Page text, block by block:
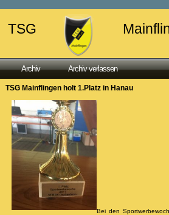
TSG
Archiv Archiv verlassen
TSG Mainflingen holt 1.Platz in Hanau
Bei den